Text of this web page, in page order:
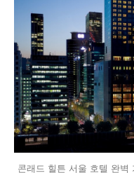
콘래드 힐튼 서울 호텔 완벽